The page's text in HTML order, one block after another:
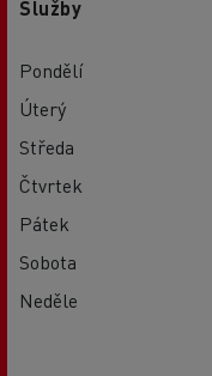
Služby
Pondělí
Úterý
Středa
Čtvrtek
Pátek
Sobota
Neděle